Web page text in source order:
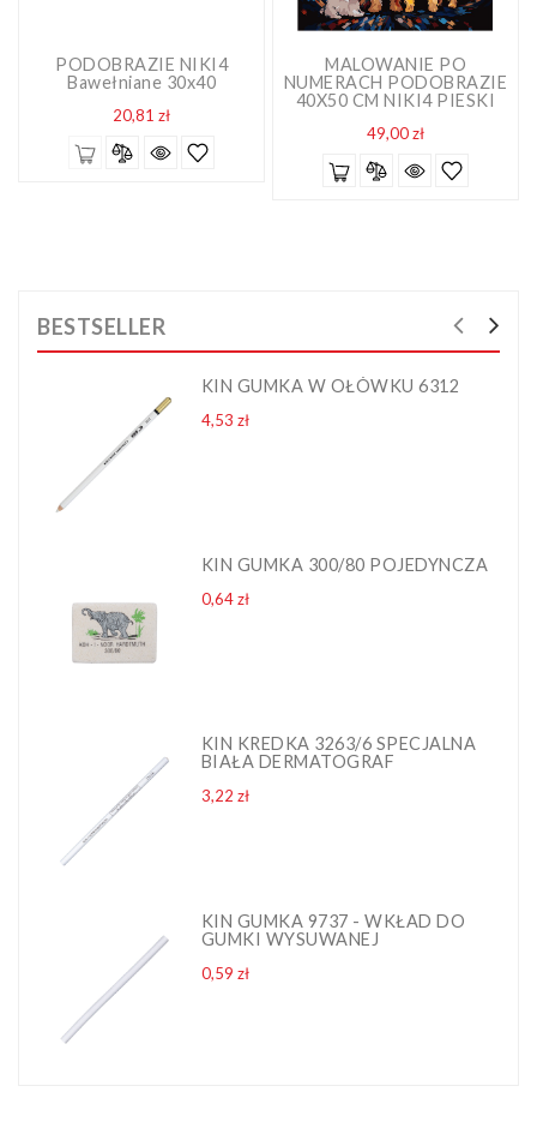
PODOBRAZIE NIKI4
Bawełniane 30x40
20,81 złCena
MALOWANIE PO
NUMERACH PODOBRAZIE
40X50 CM NIKI4 PIESKI
49,00 złCena
BESTSELLER
KIN GUMKA W OŁÓWKU 6312
4,53 złCena
KIN GUMKA 300/80 POJEDYNCZA
0,64 złCena
KIN KREDKA 3263/6 SPECJALNA
BIAŁA DERMATOGRAF
3,22 złCena
KIN GUMKA 9737 - WKŁAD DO
GUMKI WYSUWANEJ
0,59 złCena